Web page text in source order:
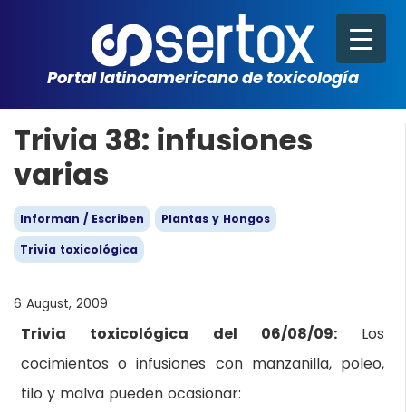
Portal latinoamericano de toxicología
Trivia 38: infusiones
varias
Informan / Escriben
Plantas y Hongos
Trivia toxicológica
6 August, 2009
Trivia toxicológica del 06/08/09:Los
cocimientos o infusiones con manzanilla, poleo,
tilo y malva pueden ocasionar: